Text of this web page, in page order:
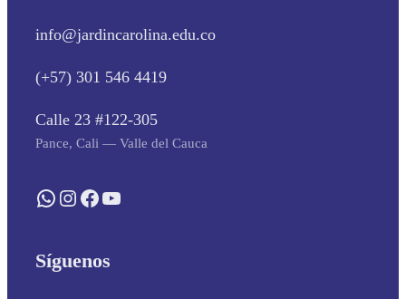
info@jardincarolina.edu.co
(+57) 301 546 4419
Calle 23 #122-305
Pance, Cali — Valle del Cauca
WhatsApp Instagram Facebook YouTube
Síguenos